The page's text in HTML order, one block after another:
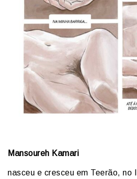
Mansoureh Kamari
nasceu e cresceu em Teerão, no